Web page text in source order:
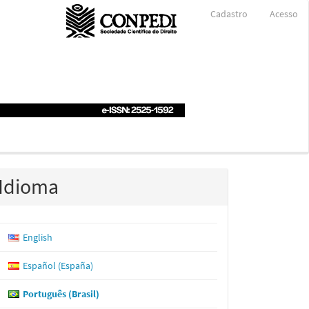
Cadastro Acesso
Idioma
English
Español (España)
Português (Brasil)